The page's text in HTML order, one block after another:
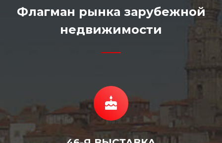
Флагман рынка зарубежной
недвижимости